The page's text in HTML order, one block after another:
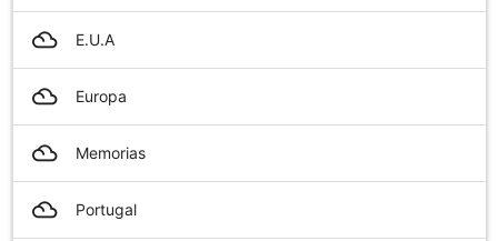
filter_drama E.U.A
filter_drama Europa
filter_drama Memorias
filter_drama Portugal